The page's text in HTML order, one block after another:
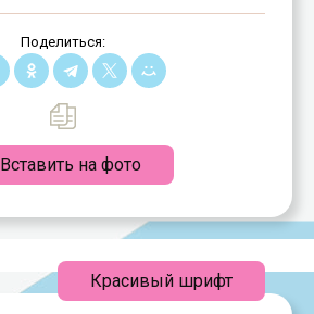
Поделиться:
Вставить на фото
Красивый шрифт